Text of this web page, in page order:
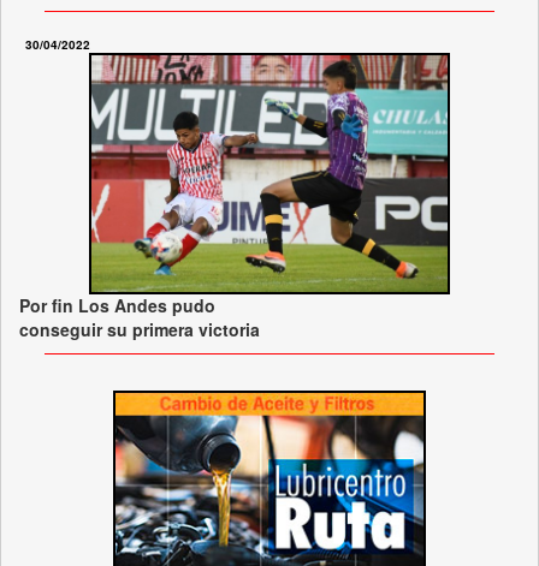
30/04/2022
Por fin Los Andes pudo
conseguir su primera victoria